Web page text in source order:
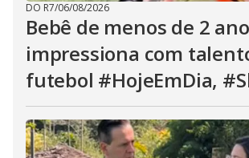
DO R7/06/08/2026
Bebê de menos de 2
impressiona com
futebol #HojeEmDia,